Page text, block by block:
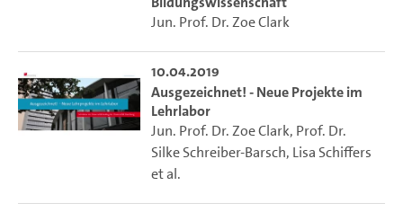
Jun. Prof. Dr. Zoe Clark
10.04.2019
Ausgezeichnet! - Neue Projekte im
Lehrlabor
Jun. Prof. Dr. Zoe Clark, Prof. Dr.
Silke Schreiber-Barsch, Lisa Schiffers
et al.